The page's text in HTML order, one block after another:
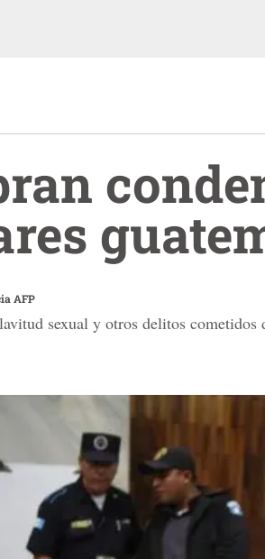
AFP
sexual y otros delitos